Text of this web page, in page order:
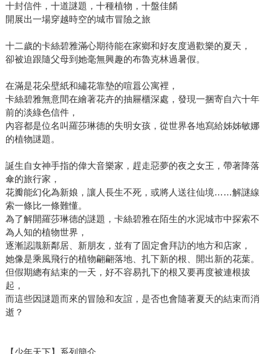
十封信件，十道謎題，十種植物，十盤佳餚
開展出一場穿越時空的城市冒險之旅
十二歲的卡絲碧雅滿心期待能在家鄉和好友度過歡樂的夏天，
卻被迫跟隨父母到她毫無興趣的布魯克林過暑假。
在滿是花朵壁紙和繡花靠墊的喧囂公寓裡，
卡絲碧雅無意間在繪著花卉的抽屜櫃深處，發現一捆寄自六十年
前的淡綠色信件，
內容都是位名叫羅莎琳德的失明女孩，從世界各地寫給姊姊敏娜
的植物謎題。
誕生自女神手指的偉大音樂家，趕走惡夢的夜之女王，帶著降落
傘的旅行家，
花瓣能幻化為新娘，讓人長生不死，或將人送往仙境……解謎線
索一條比一條難懂。
為了解開羅莎琳德的謎題，卡絲碧雅在陌生的水泥城市中探索不
為人知的植物世界，
逐漸認識新鄰居、新朋友，並有了固定會拜訪的地方和店家，
她像是乘風飛行的植物翩翩落地、扎下新的根、開出新的花葉。
但假期總有結束的一天，好不容易扎下的根又要再度被連根拔
起，
而這些因謎題而來的冒險和友誼，是否也會隨著夏天的結束而消
逝？
【少年天下】系列簡介